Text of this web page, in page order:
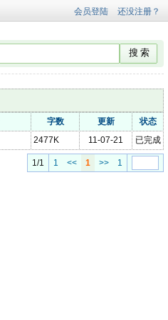
字数 更新
状态
2477K 11-07-21 已完成
1/1 1 << 1 >> 1